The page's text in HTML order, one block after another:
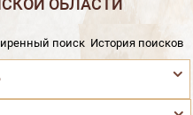
ОБЛАСТИ
поиск История поисков